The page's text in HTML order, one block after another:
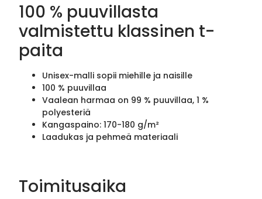
100 % puuvillasta
valmistettu klassinen t-
paita
Unisex-malli sopii miehille ja naisille
100 % puuvillaa
Vaalean harmaa on 99 % puuvillaa, 1 %
polyesteriä
Kangaspaino: 170-180 g/m²
Laadukas ja pehmeä materiaali
Toimitusaika